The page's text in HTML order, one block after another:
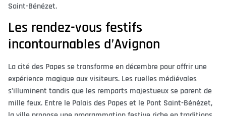
Saint-Bénézet.
Les rendez-vous festifs
incontournables d’Avignon
La cité des Papes se transforme en décembre pour offrir une
expérience magique aux visiteurs. Les ruelles médiévales
s’illuminent tandis que les remparts majestueux se parent de
mille feux. Entre le Palais des Papes et le Pont Saint-Bénézet,